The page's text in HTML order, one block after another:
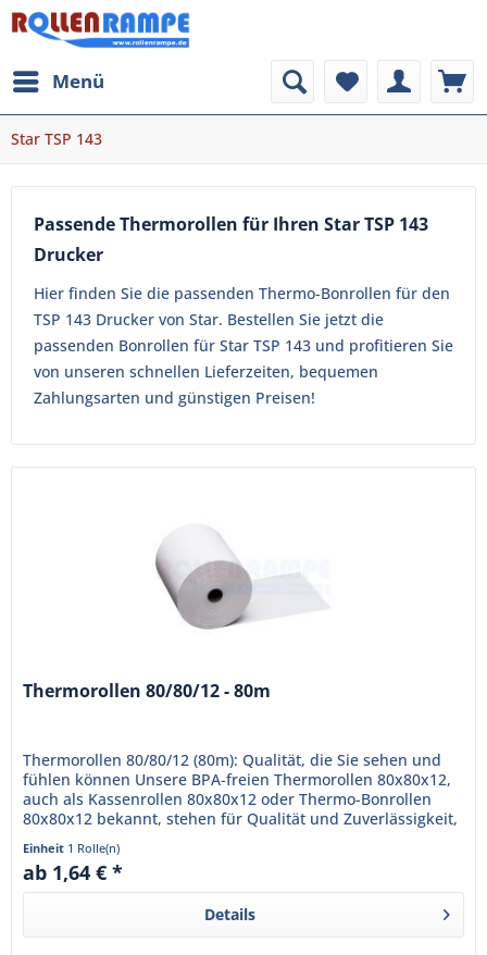
Menü
Star TSP 143
Passende Thermorollen für Ihren Star TSP 143
Drucker
Hier finden Sie die passenden Thermo-Bonrollen für den
TSP 143 Drucker von Star. Bestellen Sie jetzt die
passenden Bonrollen für Star TSP 143 und profitieren Sie
von unseren schnellen Lieferzeiten, bequemen
Zahlungsarten und günstigen Preisen!
Thermorollen 80/80/12 - 80m
Thermorollen 80/80/12 (80m): Qualität, die Sie sehen und
fühlen können Unsere BPA-freien Thermorollen 80x80x12,
auch als Kassenrollen 80x80x12 oder Thermo-Bonrollen
80x80x12 bekannt, stehen für Qualität und Zuverlässigkeit,
die Ihr...
Einheit 1 Rolle(n)
ab 1,64 € *
Details